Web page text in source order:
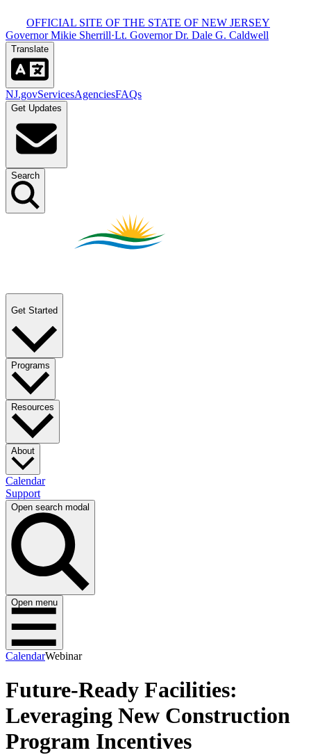
OFFICIAL SITE OF THE STATE OF NEW JERSEY​​​​‌ ‍ ​‍​‍‌‍ ‌ ​‍‌‍‍‌‌‍‌ ‌‍‍‌‌‍ ‍​‍​‍​ ‍‍​‍​‍‌ ​ ‌‍​‌‌‍ ‍‌‍‍‌‌ ‌​‌ ‍‌​‍ ‍‌‍‍‌‌‍ ​‍​‍​‍ ​​‍​‍‌‍‍​‌ ​‍‌‍‌‌‌‍‌‍​‍​‍​ ‍‍​‍​‍‌‍‍​‌ ‌​‌ ‌​‌ ​​​ ‍‍​‍ ​‍ ‌‍ ​‌‍ ‌‍​ ‌‍​‌‌‍ ​‌‍‍​‌‍ ‌ ​ ‌ ‌​​ ‍‍​ ​ ​ ​ ​ ​ ​ ​ ​‍ ‌‍‍‌‌‍ ‍‌ ‌​‌‍‌‌‌‍ ‍‌ ‌​​‍ ‌‍‌‌‌‍‌​‌‍‍‌‌ ‌​​‍ ‌‍ ‌‌‍ ‌‍‌​‌‍‌‌​ ‌‌ ​​‌ ​‍‌‍‌‌‌ ​ ‌‍‌‌‌‍ ‍‌ ‌​‌‍​‌‌ ‌​‌‍‍‌‌‍ ‌‍ ‍​ ‍ ‌‍‍‌‌‍‌​​ ‌‌‍ ‍‌‍‍‍‌​‌ ‌‍ ‌ ‌‍‌​ ​‌‍​‌‌ ‍‌‌‍ ‌ ‌‌‌ ‌​​ ‍ ‌ ‌​‌ ‍‌‌ ​​‌‍‌‌​ ‌‌‍ ‍‌‍‍‍‌‍ ​‌‍​‌‌ ‍‌‌‍ ‌ ‌‌‌ ‌​​ ‍ ‌ ​​‌‍​‌‌ ‌​‌‍‍​​ ‌‌‍‍​‌‍‌‌‌‍​‌‌‍‌​‌‍‌‌‌ ​‍​‍ ‍‌ ​ ‌‍‌‌‌‍​‌‌‍ ​​‍ ‍‌ ‌​‌‍‌‌‌ ‍​‌ ‌​​ ‌‍​‍‌‍​‌‌ ​ ‌‍‌‌‌‌‌‌‌ ​‍‌‍ ​​ ‌‌‍‍​‌ ‌​‌ ‌​‌ ​​​‍‌‌​ ​ ‌​​‌​‍‌‌​ ​‍‌​‌‍​‍‌‌​ ​‍‌​‌‍‌‍ ​‌‍ ‌‍​ ‌‍​‌‌‍ ​‌‍‍​‌‍ ‌ ​ ‌ ‌​​‍‌‌​ ​ ‌​​‌​ ​ ​ ​ ​ ​ ​ ​ ​‍‌‍‌‍‍‌‌‍‌​​ ‌‌‍ ‍‌‍‍‍‌​‌ ‌‍ ‌ ‌‍‌​ ​‌‍​‌‌ ‍‌‌‍ ‌ ‌‌‌ ‌​​‍‌‍‌ ‌​‌ ‍‌‌ ​​‌‍‌‌​ ‌‌‍ ‍‌‍‍‍‌‍ ​‌‍​‌‌ ‍‌‌‍ ‌ ‌‌‌ ‌​​‍‌‍‌ ​​‌‍​‌‌ ‌​‌‍‍​​ ‌‌‍‍​‌‍‌‌‌‍​‌‌‍‌​‌‍‌‌‌ ​‍​‍ ‍‌ ​ ‌‍‌‌‌‍​‌‌‍ ​​‍ ‍‌ ‌​‌‍‌‌‌ ‍​‌ ‌​​‍‌‍‌ ​​‌‍‌‌‌ ​‍‌ ​ ‌ ​​‌‍‌‌‌‍​ ‌ ‌​‌‍‍‌‌ ‌‍‌‍‌‌​ ‌‌ ​​‌ ‌‌‌‍​‍‌‍ ​‌‍‍‌‌ ​ ‌‍‍​‌‍‌‌‌‍‌​​‍​‍‌ ‌
Governor Mikie Sherrill​​​​‌ ‍ ​‍​‍‌‍ ‌ ​‍‌‍‍‌‌‍‌ ‌‍‍‌‌‍ ‍​‍​‍​ ‍‍​‍​‍‌ ​ ‌‍​‌‌‍ ‍‌‍‍‌‌ ‌​‌ ‍‌​‍ ‍‌‍‍‌‌‍ ​‍​‍​‍ ​​‍​‍‌‍‍​‌ ​‍‌‍‌‌‌‍‌‍​‍​‍​ ‍‍​‍​‍‌‍‍​‌ ‌​‌ ‌​‌ ​​​ ‍‍​‍ ​‍ ‌‍ ​‌‍ ‌‍​ ‌‍​‌‌‍ ​‌‍‍​‌‍ ‌ ​ ‌ ‌​​ ‍‍​ ​ ​ ​ ​ ​ ​ ​ ​‍ ‌‍‍‌‌‍ ‍‌ ‌​‌‍‌‌‌‍ ‍‌ ‌​​‍ ‌‍‌‌‌‍‌​‌‍‍‌‌ ‌​​‍ ‌‍ ‌‌‍ ‌‍‌​‌‍‌‌​ ‌‌ ​​‌ ​‍‌‍‌‌‌ ​ ‌‍‌‌‌‍ ‍‌ ‌​‌‍​‌‌ ‌​‌‍‍‌‌‍ ‌‍ ‍​ ‍ ‌‍‍‌‌‍‌​​ ‌‌‍ ‍‌‍‍‍‌​‌ ‌‍ ‌ ‌‍‌​ ​‌‍​‌‌ ‍‌‌‍ ‌ ‌‌‌ ‌​​ ‍ ‌ ‌​‌ ‍‌‌ ​​‌‍‌‌​ ‌‌‍ ‍‌‍‍‍‌‍ ​‌‍​‌‌ ‍‌‌‍ ‌ ‌‌‌ ‌​​ ‍ ‌ ​​‌‍​‌‌ ‌​‌‍‍​​ ‌‌‍‍​‌‍‌‌‌‍​‌‌‍‌​‌‍‌‌‌ ​‍​‍ ‍‌‍ ​‌‍‌‌‌‍​‌‌‍‌​‌‍‌‌‌ ​‍‌ ​ ​‍ ‍‌‍‌ ‌‍ ‌ ‌‍‌‍‌‌‌ ​‍‌‍ ‍‌‍ ‌ ​‍​ ‌‍​‍‌‍​‌‌ ​ ‌‍‌‌‌‌‌‌‌ ​‍‌‍ ​​ ‌‌‍‍​‌ ‌​‌ ‌​‌ ​​​‍‌‌​ ​ ‌​​‌​‍‌‌​ ​‍‌​‌‍​‍‌‌​ ​‍‌​‌‍‌‍ ​‌‍ ‌‍​ ‌‍​‌‌‍ ​‌‍‍​‌‍ ‌ ​ ‌ ‌​​‍‌‌​ ​ ‌​​‌​ ​ ​ ​ ​ ​ ​ ​ ​‍‌‍‌‍‍‌‌‍‌​​ ‌‌‍ ‍‌‍‍‍‌​‌ ‌‍ ‌ ‌‍‌​ ​‌‍​‌‌ ‍‌‌‍ ‌ ‌‌‌ ‌​​‍‌‍‌ ‌​‌ ‍‌‌ ​​‌‍‌‌​ ‌‌‍ ‍‌‍‍‍‌‍ ​‌‍​‌‌ ‍‌‌‍ ‌ ‌‌‌ ‌​​‍‌‍‌ ​​‌‍​‌‌ ‌​‌‍‍​​ ‌‌‍‍​‌‍‌‌‌‍​‌‌‍‌​‌‍‌‌‌ ​‍​‍ ‍‌‍ ​‌‍‌‌‌‍​‌‌‍‌​‌‍‌‌‌ ​‍‌ ​ ​‍ ‍‌‍‌ ‌‍ ‌ ‌‍‌‍‌‌‌ ​‍‌‍ ‍‌‍ ‌ ​‍​‍‌‍‌ ​​‌‍‌‌‌ ​‍‌ ​ ‌ ​​‌‍‌‌‌‍​ ‌ ‌​‌‍‍‌‌ ‌‍‌‍‌‌​ ‌‌ ​​‌ ‌‌‌‍​‍‌‍ ​‌‍‍‌‌ ​ ‌‍‍​‌‍‌‌‌‍‌​​‍​‍‌ ‌·Lt. Governor Dr. Dale G. Caldwell​​​​‌ ‍ ​‍​‍‌‍ ‌ ​‍‌‍‍‌‌‍‌ ‌‍‍‌‌‍ ‍​‍​‍​ ‍‍​‍​‍‌ ​ ‌‍​‌‌‍ ‍‌‍‍‌‌ ‌​‌ ‍‌​‍ ‍‌‍‍‌‌‍ ​‍​‍​‍ ​​‍​‍‌‍‍​‌ ​‍‌‍‌‌‌‍‌‍​‍​‍​ ‍‍​‍​‍‌‍‍​‌ ‌​‌ ‌​‌ ​​​ ‍‍​‍ ​‍ ‌‍ ​‌‍ ‌‍​ ‌‍​‌‌‍ ​‌‍‍​‌‍ ‌ ​ ‌ ‌​​ ‍‍​ ​ ​ ​ ​ ​ ​ ​ ​‍ ‌‍‍‌‌‍ ‍‌ ‌​‌‍‌‌‌‍ ‍‌ ‌​​‍ ‌‍‌‌‌‍‌​‌‍‍‌‌ ‌​​‍ ‌‍ ‌‌‍ ‌‍‌​‌‍‌‌​ ‌‌ ​​‌ ​‍‌‍‌‌‌ ​ ‌‍‌‌‌‍ ‍‌ ‌​‌‍​‌‌ ‌​‌‍‍‌‌‍ ‌‍ ‍​ ‍ ‌‍‍‌‌‍‌​​ ‌‌‍ ‍‌‍‍‍‌​‌ ‌‍ ‌ ‌‍‌​ ​‌‍​‌‌ ‍‌‌‍ ‌ ‌‌‌ ‌​​ ‍ ‌ ‌​‌ ‍‌‌ ​​‌‍‌‌​ ‌‌‍ ‍‌‍‍‍‌‍ ​‌‍​‌‌ ‍‌‌‍ ‌ ‌‌‌ ‌​​ ‍ ‌ ​​‌‍​‌‌ ‌​‌‍‍​​ ‌‌‍‍​‌‍‌‌‌‍​‌‌‍‌​‌‍‌‌‌ ​‍​‍ ‍‌‍ ​‌‍‌‌‌‍​‌‌‍‌​‌‍‌‌‌ ​‍‌ ​ ​‍ ‍‌‍ ​‌ ‌​‌​‌ ‌‍ ‌ ‌‍‌‍‌‌‌ ​‍‌‍ ‍‌‍ ‌ ​‍​ ‌‍​‍‌‍​‌‌ ​ ‌‍‌‌‌‌‌‌‌ ​‍‌‍ ​​ ‌‌‍‍​‌ ‌​‌ ‌​‌ ​​​‍‌‌​ ​ ‌​​‌​‍‌‌​ ​‍‌​‌‍​‍‌‌​ ​‍‌​‌‍‌‍ ​‌‍ ‌‍​ ‌‍​‌‌‍ ​‌‍‍​‌‍ ‌ ​ ‌ ‌​​‍‌‌​ ​ ‌​​‌​ ​ ​ ​ ​ ​ ​ ​ ​‍‌‍‌‍‍‌‌‍‌​​ ‌‌‍ ‍‌‍‍‍‌​‌ ‌‍ ‌ ‌‍‌​ ​‌‍​‌‌ ‍‌‌‍ ‌ ‌‌‌ ‌​​‍‌‍‌ ‌​‌ ‍‌‌ ​​‌‍‌‌​ ‌‌‍ ‍‌‍‍‍‌‍ ​‌‍​‌‌ ‍‌‌‍ ‌ ‌‌‌ ‌​​‍‌‍‌ ​​‌‍​‌‌ ‌​‌‍‍​​ ‌‌‍‍​‌‍‌‌‌‍​‌‌‍‌​‌‍‌‌‌ ​‍​‍ ‍‌‍ ​‌‍‌‌‌‍​‌‌‍‌​‌‍‌‌‌ ​‍‌ ​ ​‍ ‍‌‍ ​‌ ‌​‌​‌ ‌‍ ‌ ‌‍‌‍‌‌‌ ​‍‌‍ ‍‌‍ ‌ ​‍​‍‌‍‌ ​​‌‍‌‌‌ ​‍‌ ​ ‌ ​​‌‍‌‌‌‍​ ‌ ‌​‌‍‍‌‌ ‌‍‌‍‌‌​ ‌‌ ​​‌ ‌‌‌‍​‍‌‍ ​‌‍‍‌‌ ​ ‌‍‍​‌‍‌‌‌‍‌​​‍​‍‌ ‌
Translate​​​​‌ ‍ ​‍​‍‌‍ ‌ ​‍‌‍‍‌‌‍‌ ‌‍‍‌‌‍ ‍​‍​‍​ ‍‍​‍​‍‌ ​ ‌‍​‌‌‍ ‍‌‍‍‌‌ ‌​‌ ‍‌​‍ ‍‌‍‍‌‌‍ ​‍​‍​‍ ​​‍​‍‌‍‍​‌ ​‍‌‍‌‌‌‍‌‍​‍​‍​ ‍‍​‍​‍‌‍‍​‌ ‌​‌ ‌​‌ ​​​ ‍‍​‍ ​‍ ‌‍ ​‌‍ ‌‍​ ‌‍​‌‌‍ ​‌‍‍​‌‍ ‌ ​ ‌ ‌​​ ‍‍​ ​ ​ ​ ​ ​ ​ ​ ​‍ ‌‍‍‌‌‍ ‍‌ ‌​‌‍‌‌‌‍ ‍‌ ‌​​‍ ‌‍‌‌‌‍‌​‌‍‍‌‌ ‌​​‍ ‌‍ ‌‌‍ ‌‍‌​‌‍‌‌​ ‌‌ ​​‌ ​‍‌‍‌‌‌ ​ ‌‍‌‌‌‍ ‍‌ ‌​‌‍​‌‌ ‌​‌‍‍‌‌‍ ‌‍ ‍​ ‍ ‌‍‍‌‌‍‌​​ ‌‌‍ ‍‌‍‍‍‌​‌ ‌‍ ‌ ‌‍‌​ ​‌‍​‌‌ ‍‌‌‍ ‌ ‌‌‌ ‌​​ ‍ ‌ ‌​‌ ‍‌‌ ​​‌‍‌‌​ ‌‌‍ ‍‌‍‍‍‌‍ ​‌‍​‌‌ ‍‌‌‍ ‌ ‌‌‌ ‌​​ ‍ ‌ ​​‌‍​‌‌ ‌​‌‍‍​​ ‌‌‍‍​‌‍‌‌‌‍​‌‌‍‌​‌‍‌‌‌ ​‍​‍ ‍‌ ‌​‌ ​‍‌‍​‌‌‍ ‍‌ ​ ‌‍ ​‌‍​‌‌ ‌​‌‍‍‌‌‍ ‌‍ ‍‌ ​ ​‍ ‍‌‍​‍‌ ‌​‌‍ ‍​ ‌‍​‍‌‍​‌‌ ​ ‌‍‌‌‌‌‌‌‌ ​‍‌‍ ​​ ‌‌‍‍​‌ ‌​‌ ‌​‌ ​​​‍‌‌​ ​ ‌​​‌​‍‌‌​ ​‍‌​‌‍​‍‌‌​ ​‍‌​‌‍‌‍ ​‌‍ ‌‍​ ‌‍​‌‌‍ ​‌‍‍​‌‍ ‌ ​ ‌ ‌​​‍‌‌​ ​ ‌​​‌​ ​ ​ ​ ​ ​ ​ ​ ​‍‌‍‌‍‍‌‌‍‌​​ ‌‌‍ ‍‌‍‍‍‌​‌ ‌‍ ‌ ‌‍‌​ ​‌‍​‌‌ ‍‌‌‍ ‌ ‌‌‌ ‌​​‍‌‍‌ ‌​‌ ‍‌‌ ​​‌‍‌‌​ ‌‌‍ ‍‌‍‍‍‌‍ ​‌‍​‌‌ ‍‌‌‍ ‌ ‌‌‌ ‌​​‍‌‍‌ ​​‌‍​‌‌ ‌​‌‍‍​​ ‌‌‍‍​‌‍‌‌‌‍​‌‌‍‌​‌‍‌‌‌ ​‍​‍ ‍‌ ‌​‌ ​‍‌‍​‌‌‍ ‍‌ ​ ‌‍ ​‌‍​‌‌ ‌​‌‍‍‌‌‍ ‌‍ ‍‌ ​ ​‍ ‍‌‍​‍‌ ‌​‌‍ ‍​‍‌‍‌ ​​‌‍‌‌‌ ​‍‌ ​ ‌ ​​‌‍‌‌‌‍​ ‌ ‌​‌‍‍‌‌ ‌‍‌‍‌‌​ ‌‌ ​​‌ ‌‌‌‍​‍‌‍ ​‌‍‍‌‌ ​ ‌‍‍​‌‍‌‌‌‍‌​​‍​‍‌ ‌
NJ.gov​​​​‌ ‍ ​‍​‍‌‍ ‌ ​‍‌‍‍‌‌‍‌ ‌‍‍‌‌‍ ‍​‍​‍​ ‍‍​‍​‍‌ ​ ‌‍​‌‌‍ ‍‌‍‍‌‌ ‌​‌ ‍‌​‍ ‍‌‍‍‌‌‍ ​‍​‍​‍ ​​‍​‍‌‍‍​‌ ​‍‌‍‌‌‌‍‌‍​‍​‍​ ‍‍​‍​‍‌‍‍​‌ ‌​‌ ‌​‌ ​​​ ‍‍​‍ ​‍ ‌‍ ​‌‍ ‌‍​ ‌‍​‌‌‍ ​‌‍‍​‌‍ ‌ ​ ‌ ‌​​ ‍‍​ ​ ​ ​ ​ ​ ​ ​ ​‍ ‌‍‍‌‌‍ ‍‌ ‌​‌‍‌‌‌‍ ‍‌ ‌​​‍ ‌‍‌‌‌‍‌​‌‍‍‌‌ ‌​​‍ ‌‍ ‌‌‍ ‌‍‌​‌‍‌‌​ ‌‌ ​​‌ ​‍‌‍‌‌‌ ​ ‌‍‌‌‌‍ ‍‌ ‌​‌‍​‌‌ ‌​‌‍‍‌‌‍ ‌‍ ‍​ ‍ ‌‍‍‌‌‍‌​​ ‌‌‍ ‍‌‍‍‍‌​‌ ‌‍ ‌ ‌‍‌​ ​‌‍​‌‌ ‍‌‌‍ ‌ ‌‌‌ ‌​​ ‍ ‌ ‌​‌ ‍‌‌ ​​‌‍‌‌​ ‌‌‍ ‍‌‍‍‍‌‍ ​‌‍​‌‌ ‍‌‌‍ ‌ ‌‌‌ ‌​​ ‍ ‌ ​​‌‍​‌‌ ‌​‌‍‍​​ ‌‌‍‍​‌‍‌‌‌‍​‌‌‍‌​‌‍‌‌‌ ​‍​‍ ‍‌‍ ​‌‍‍‌‌‍ ‍‌‍‍ ‌ ​ ​‍‌‌​ ‌‌‌​​‍‌‌ ‌‍‍ ‌‍‌‌‌ ‍‌​‍‌‌​ ​ ‌​‌​​‍‌‌​ ​ ‌​‌​​‍‌‌​ ​‍​ ​‍​ ​‍‌‍‌‍‌‍​ ‌‍​ ​ ​ ‌‍​‍​ ‍​‌‍‌‌​ ​​​ ​ ‌‍​‍​ ​​​‍‌‌​ ​‍​ ​‍​‍‌‌​ ‌‌‌​‌​​‍ ‍‌ ‌​‌‍‌‌‌ ‍​‌ ‌​​ ‌‍​‍‌‍​‌‌ ​ ‌‍‌‌‌‌‌‌‌ ​‍‌‍ ​​ ‌‌‍‍​‌ ‌​‌ ‌​‌ ​​​‍‌‌​ ​ ‌​​‌​‍‌‌​ ​‍‌​‌‍​‍‌‌​ ​‍‌​‌‍‌‍ ​‌‍ ‌‍​ ‌‍​‌‌‍ ​‌‍‍​‌‍ ‌ ​ ‌ ‌​​‍‌‌​ ​ ‌​​‌​ ​ ​ ​ ​ ​ ​ ​ ​‍‌‍‌‍‍‌‌‍‌​​ ‌‌‍ ‍‌‍‍‍‌​‌ ‌‍ ‌ ‌‍‌​ ​‌‍​‌‌ ‍‌‌‍ ‌ ‌‌‌ ‌​​‍‌‍‌ ‌​‌ ‍‌‌ ​​‌‍‌‌​ ‌‌‍ ‍‌‍‍‍‌‍ ​‌‍​‌‌ ‍‌‌‍ ‌ ‌‌‌ ‌​​‍‌‍‌ ​​‌‍​‌‌ ‌​‌‍‍​​ ‌‌‍‍​‌‍‌‌‌‍​‌‌‍‌​‌‍‌‌‌ ​‍​‍ ‍‌‍ ​‌‍‍‌‌‍ ‍‌‍‍ ‌ ​ ​‍‌‌​ ‌‌‌​​‍‌‌ ‌‍‍ ‌‍‌‌‌ ‍‌​‍‌‌​ ​ ‌​‌​​‍‌‌​ ​ ‌​‌​​‍‌‌​ ​‍​ ​‍​ ​‍‌‍‌‍‌‍​ ‌‍​ ​ ​ ‌‍​‍​ ‍​‌‍‌‌​ ​​​ ​ ‌‍​‍​ ​​​‍‌‌​ ​‍​ ​‍​‍‌‌​ ‌‌‌​‌​​‍ ‍‌ ‌​‌‍‌‌‌ ‍​‌ ‌​​‍‌‍‌ ​​‌‍‌‌‌ ​‍‌ ​ ‌ ​​‌‍‌‌‌‍​ ‌ ‌​‌‍‍‌‌ ‌‍‌‍‌‌​ ‌‌ ​​‌ ‌‌‌‍​‍‌‍ ​‌‍‍‌‌ ​ ‌‍‍​‌‍‌‌‌‍‌​​‍​‍‌ ‌Services​​​​‌ ‍ ​‍​‍‌‍ ‌ ​‍‌‍‍‌‌‍‌ ‌‍‍‌‌‍ ‍​‍​‍​ ‍‍​‍​‍‌ ​ ‌‍​‌‌‍ ‍‌‍‍‌‌ ‌​‌ ‍‌​‍ ‍‌‍‍‌‌‍ ​‍​‍​‍ ​​‍​‍‌‍‍​‌ ​‍‌‍‌‌‌‍‌‍​‍​‍​ ‍‍​‍​‍‌‍‍​‌ ‌​‌ ‌​‌ ​​​ ‍‍​‍ ​‍ ‌‍ ​‌‍ ‌‍​ ‌‍​‌‌‍ ​‌‍‍​‌‍ ‌ ​ ‌ ‌​​ ‍‍​ ​ ​ ​ ​ ​ ​ ​ ​‍ ‌‍‍‌‌‍ ‍‌ ‌​‌‍‌‌‌‍ ‍‌ ‌​​‍ ‌‍‌‌‌‍‌​‌‍‍‌‌ ‌​​‍ ‌‍ ‌‌‍ ‌‍‌​‌‍‌‌​ ‌‌ ​​‌ ​‍‌‍‌‌‌ ​ ‌‍‌‌‌‍ ‍‌ ‌​‌‍​‌‌ ‌​‌‍‍‌‌‍ ‌‍ ‍​ ‍ ‌‍‍‌‌‍‌​​ ‌‌‍ ‍‌‍‍‍‌​‌ ‌‍ ‌ ‌‍‌​ ​‌‍​‌‌ ‍‌‌‍ ‌ ‌‌‌ ‌​​ ‍ ‌ ‌​‌ ‍‌‌ ​​‌‍‌‌​ ‌‌‍ ‍‌‍‍‍‌‍ ​‌‍​‌‌ ‍‌‌‍ ‌ ‌‌‌ ‌​​ ‍ ‌ ​​‌‍​‌‌ ‌​‌‍‍​​ ‌‌‍‍​‌‍‌‌‌‍​‌‌‍‌​‌‍‌‌‌ ​‍​‍ ‍‌‍ ​‌‍‍‌‌‍ ‍‌‍‍ ‌ ​ ​‍‌‌​ ‌‌‌​​‍‌‌ ‌‍‍ ‌‍‌‌‌ ‍‌​‍‌‌​ ​ ‌​‌​​‍‌‌​ ​ ‌​‌​​‍‌‌​ ​‍​ ​‍​ ​‍​ ‍​​ ‌ ​ ‍‌​ ​‍‌‍​ ‌‍​ ‌‍‌‍​ ​ ​ ‌ ​ ‌​​ ‌​​‍‌‌​ ​‍​ ​‍​‍‌‌​ ‌‌‌​‌​​‍ ‍‌ ‌​‌‍‌‌‌ ‍​‌ ‌​​ ‌‍​‍‌‍​‌‌ ​ ‌‍‌‌‌‌‌‌‌ ​‍‌‍ ​​ ‌‌‍‍​‌ ‌​‌ ‌​‌ ​​​‍‌‌​ ​ ‌​​‌​‍‌‌​ ​‍‌​‌‍​‍‌‌​ ​‍‌​‌‍‌‍ ​‌‍ ‌‍​ ‌‍​‌‌‍ ​‌‍‍​‌‍ ‌ ​ ‌ ‌​​‍‌‌​ ​ ‌​​‌​ ​ ​ ​ ​ ​ ​ ​ ​‍‌‍‌‍‍‌‌‍‌​​ ‌‌‍ ‍‌‍‍‍‌​‌ ‌‍ ‌ ‌‍‌​ ​‌‍​‌‌ ‍‌‌‍ ‌ ‌‌‌ ‌​​‍‌‍‌ ‌​‌ ‍‌‌ ​​‌‍‌‌​ ‌‌‍ ‍‌‍‍‍‌‍ ​‌‍​‌‌ ‍‌‌‍ ‌ ‌‌‌ ‌​​‍‌‍‌ ​​‌‍​‌‌ ‌​‌‍‍​​ ‌‌‍‍​‌‍‌‌‌‍​‌‌‍‌​‌‍‌‌‌ ​‍​‍ ‍‌‍ ​‌‍‍‌‌‍ ‍‌‍‍ ‌ ​ ​‍‌‌​ ‌‌‌​​‍‌‌ ‌‍‍ ‌‍‌‌‌ ‍‌​‍‌‌​ ​ ‌​‌​​‍‌‌​ ​ ‌​‌​​‍‌‌​ ​‍​ ​‍​ ​‍​ ‍​​ ‌ ​ ‍‌​ ​‍‌‍​ ‌‍​ ‌‍‌‍​ ​ ​ ‌ ​ ‌​​ ‌​​‍‌‌​ ​‍​ ​‍​‍‌‌​ ‌‌‌​‌​​‍ ‍‌ ‌​‌‍‌‌‌ ‍​‌ ‌​​‍‌‍‌ ​​‌‍‌‌‌ ​‍‌ ​ ‌ ​​‌‍‌‌‌‍​ ‌ ‌​‌‍‍‌‌ ‌‍‌‍‌‌​ ‌‌ ​​‌ ‌‌‌‍​‍‌‍ ​‌‍‍‌‌ ​ ‌‍‍​‌‍‌‌‌‍‌​​‍​‍‌ ‌Agencies​​​​‌ ‍ ​‍​‍‌‍ ‌ ​‍‌‍‍‌‌‍‌ ‌‍‍‌‌‍ ‍​‍​‍​ ‍‍​‍​‍‌ ​ ‌‍​‌‌‍ ‍‌‍‍‌‌ ‌​‌ ‍‌​‍ ‍‌‍‍‌‌‍ ​‍​‍​‍ ​​‍​‍‌‍‍​‌ ​‍‌‍‌‌‌‍‌‍​‍​‍​ ‍‍​‍​‍‌‍‍​‌ ‌​‌ ‌​‌ ​​​ ‍‍​‍ ​‍ ‌‍ ​‌‍ ‌‍​ ‌‍​‌‌‍ ​‌‍‍​‌‍ ‌ ​ ‌ ‌​​ ‍‍​ ​ ​ ​ ​ ​ ​ ​ ​‍ ‌‍‍‌‌‍ ‍‌ ‌​‌‍‌‌‌‍ ‍‌ ‌​​‍ ‌‍‌‌‌‍‌​‌‍‍‌‌ ‌​​‍ ‌‍ ‌‌‍ ‌‍‌​‌‍‌‌​ ‌‌ ​​‌ ​‍‌‍‌‌‌ ​ ‌‍‌‌‌‍ ‍‌ ‌​‌‍​‌‌ ‌​‌‍‍‌‌‍ ‌‍ ‍​ ‍ ‌‍‍‌‌‍‌​​ ‌‌‍ ‍‌‍‍‍‌​‌ ‌‍ ‌ ‌‍‌​ ​‌‍​‌‌ ‍‌‌‍ ‌ ‌‌‌ ‌​​ ‍ ‌ ‌​‌ ‍‌‌ ​​‌‍‌‌​ ‌‌‍ ‍‌‍‍‍‌‍ ​‌‍​‌‌ ‍‌‌‍ ‌ ‌‌‌ ‌​​ ‍ ‌ ​​‌‍​‌‌ ‌​‌‍‍​​ ‌‌‍‍​‌‍‌‌‌‍​‌‌‍‌​‌‍‌‌‌ ​‍​‍ ‍‌‍ ​‌‍‍‌‌‍ ‍‌‍‍ ‌ ​ ​‍‌‌​ ‌‌‌​​‍‌‌ ‌‍‍ ‌‍‌‌‌ ‍‌​‍‌‌​ ​ ‌​‌​​‍‌‌​ ​ ‌​‌​​‍‌‌​ ​‍​ ​‍​ ‌ ‌‍‌​​ ​‌‌‍‌‍​ ​ ​ ​​‌‍​ ‌‍​‍​ ‌ ‌‍‌​​ ‍​​ ​ ​‍‌‌​ ​‍​ ​‍​‍‌‌​ ‌‌‌​‌​​‍ ‍‌ ‌​‌‍‌‌‌ ‍​‌ ‌​​ ‌‍​‍‌‍​‌‌ ​ ‌‍‌‌‌‌‌‌‌ ​‍‌‍ ​​ ‌‌‍‍​‌ ‌​‌ ‌​‌ ​​​‍‌‌​ ​ ‌​​‌​‍‌‌​ ​‍‌​‌‍​‍‌‌​ ​‍‌​‌‍‌‍ ​‌‍ ‌‍​ ‌‍​‌‌‍ ​‌‍‍​‌‍ ‌ ​ ‌ ‌​​‍‌‌​ ​ ‌​​‌​ ​ ​ ​ ​ ​ ​ ​ ​‍‌‍‌‍‍‌‌‍‌​​ ‌‌‍ ‍‌‍‍‍‌​‌ ‌‍ ‌ ‌‍‌​ ​‌‍​‌‌ ‍‌‌‍ ‌ ‌‌‌ ‌​​‍‌‍‌ ‌​‌ ‍‌‌ ​​‌‍‌‌​ ‌‌‍ ‍‌‍‍‍‌‍ ​‌‍​‌‌ ‍‌‌‍ ‌ ‌‌‌ ‌​​‍‌‍‌ ​​‌‍​‌‌ ‌​‌‍‍​​ ‌‌‍‍​‌‍‌‌‌‍​‌‌‍‌​‌‍‌‌‌ ​‍​‍ ‍‌‍ ​‌‍‍‌‌‍ ‍‌‍‍ ‌ ​ ​‍‌‌​ ‌‌‌​​‍‌‌ ‌‍‍ ‌‍‌‌‌ ‍‌​‍‌‌​ ​ ‌​‌​​‍‌‌​ ​ ‌​‌​​‍‌‌​ ​‍​ ​‍​ ‌ ‌‍‌​​ ​‌‌‍‌‍​ ​ ​ ​​‌‍​ ‌‍​‍​ ‌ ‌‍‌​​ ‍​​ ​ ​‍‌‌​ ​‍​ ​‍​‍‌‌​ ‌‌‌​‌​​‍ ‍‌ ‌​‌‍‌‌‌ ‍​‌ ‌​​‍‌‍‌ ​​‌‍‌‌‌ ​‍‌ ​ ‌ ​​‌‍‌‌‌‍​ ‌ ‌​‌‍‍‌‌ ‌‍‌‍‌‌​ ‌‌ ​​‌ ‌‌‌‍​‍‌‍ ​‌‍‍‌‌ ​ ‌‍‍​‌‍‌‌‌‍‌​​‍​‍‌ ‌FAQs​​​​‌ ‍ ​‍​‍‌‍ ‌ ​‍‌‍‍‌‌‍‌ ‌‍‍‌‌‍ ‍​‍​‍​ ‍‍​‍​‍‌ ​ ‌‍​‌‌‍ ‍‌‍‍‌‌ ‌​‌ ‍‌​‍ ‍‌‍‍‌‌‍ ​‍​‍​‍ ​​‍​‍‌‍‍​‌ ​‍‌‍‌‌‌‍‌‍​‍​‍​ ‍‍​‍​‍‌‍‍​‌ ‌​‌ ‌​‌ ​​​ ‍‍​‍ ​‍ ‌‍ ​‌‍ ‌‍​ ‌‍​‌‌‍ ​‌‍‍​‌‍ ‌ ​ ‌ ‌​​ ‍‍​ ​ ​ ​ ​ ​ ​ ​ ​‍ ‌‍‍‌‌‍ ‍‌ ‌​‌‍‌‌‌‍ ‍‌ ‌​​‍ ‌‍‌‌‌‍‌​‌‍‍‌‌ ‌​​‍ ‌‍ ‌‌‍ ‌‍‌​‌‍‌‌​ ‌‌ ​​‌ ​‍‌‍‌‌‌ ​ ‌‍‌‌‌‍ ‍‌ ‌​‌‍​‌‌ ‌​‌‍‍‌‌‍ ‌‍ ‍​ ‍ ‌‍‍‌‌‍‌​​ ‌‌‍ ‍‌‍‍‍‌​‌ ‌‍ ‌ ‌‍‌​ ​‌‍​‌‌ ‍‌‌‍ ‌ ‌‌‌ ‌​​ ‍ ‌ ‌​‌ ‍‌‌ ​​‌‍‌‌​ ‌‌‍ ‍‌‍‍‍‌‍ ​‌‍​‌‌ ‍‌‌‍ ‌ ‌‌‌ ‌​​ ‍ ‌ ​​‌‍​‌‌ ‌​‌‍‍​​ ‌‌‍‍​‌‍‌‌‌‍​‌‌‍‌​‌‍‌‌‌ ​‍​‍ ‍‌‍ ​‌‍‍‌‌‍ ‍‌‍‍ ‌ ​ ​‍‌‌​ ‌‌‌​​‍‌‌ ‌‍‍ ‌‍‌‌‌ ‍‌​‍‌‌​ ​ ‌​‌​​‍‌‌​ ​ ‌​‌​​‍‌‌​ ​‍​ ​‍‌‍​ ​ ‌‍​ ‍​‌‍​ ‌‍​‍​ ​‌​ ​​​ ‌‌‌‍​ ​ ‌‌​ ​‌‌‍​‍​‍‌‌​ ​‍​ ​‍​‍‌‌​ ‌‌‌​‌​​‍ ‍‌ ‌​‌‍‌‌‌ ‍​‌ ‌​​ ‌‍​‍‌‍​‌‌ ​ ‌‍‌‌‌‌‌‌‌ ​‍‌‍ ​​ ‌‌‍‍​‌ ‌​‌ ‌​‌ ​​​‍‌‌​ ​ ‌​​‌​‍‌‌​ ​‍‌​‌‍​‍‌‌​ ​‍‌​‌‍‌‍ ​‌‍ ‌‍​ ‌‍​‌‌‍ ​‌‍‍​‌‍ ‌ ​ ‌ ‌​​‍‌‌​ ​ ‌​​‌​ ​ ​ ​ ​ ​ ​ ​ ​‍‌‍‌‍‍‌‌‍‌​​ ‌‌‍ ‍‌‍‍‍‌​‌ ‌‍ ‌ ‌‍‌​ ​‌‍​‌‌ ‍‌‌‍ ‌ ‌‌‌ ‌​​‍‌‍‌ ‌​‌ ‍‌‌ ​​‌‍‌‌​ ‌‌‍ ‍‌‍‍‍‌‍ ​‌‍​‌‌ ‍‌‌‍ ‌ ‌‌‌ ‌​​‍‌‍‌ ​​‌‍​‌‌ ‌​‌‍‍​​ ‌‌‍‍​‌‍‌‌‌‍​‌‌‍‌​‌‍‌‌‌ ​‍​‍ ‍‌‍ ​‌‍‍‌‌‍ ‍‌‍‍ ‌ ​ ​‍‌‌​ ‌‌‌​​‍‌‌ ‌‍‍ ‌‍‌‌‌ ‍‌​‍‌‌​ ​ ‌​‌​​‍‌‌​ ​ ‌​‌​​‍‌‌​ ​‍​ ​‍‌‍​ ​ ‌‍​ ‍​‌‍​ ‌‍​‍​ ​‌​ ​​​ ‌‌‌‍​ ​ ‌‌​ ​‌‌‍​‍​‍‌‌​ ​‍​ ​‍​‍‌‌​ ‌‌‌​‌​​‍ ‍‌ ‌​‌‍‌‌‌ ‍​‌ ‌​​‍‌‍‌ ​​‌‍‌‌‌ ​‍‌ ​ ‌ ​​‌‍‌‌‌‍​ ‌ ‌​‌‍‍‌‌ ‌‍‌‍‌‌​ ‌‌ ​​‌ ‌‌‌‍​‍‌‍ ​‌‍‍‌‌ ​ ‌‍‍​‌‍‌‌‌‍‌​​‍​‍‌ ‌
Get Updates​​​​‌ ‍ ​‍​‍‌‍ ‌ ​‍‌‍‍‌‌‍‌ ‌‍‍‌‌‍ ‍​‍​‍​ ‍‍​‍​‍‌ ​ ‌‍​‌‌‍ ‍‌‍‍‌‌ ‌​‌ ‍‌​‍ ‍‌‍‍‌‌‍ ​‍​‍​‍ ​​‍​‍‌‍‍​‌ ​‍‌‍‌‌‌‍‌‍​‍​‍​ ‍‍​‍​‍‌‍‍​‌ ‌​‌ ‌​‌ ​​​ ‍‍​‍ ​‍ ‌‍ ​‌‍ ‌‍​ ‌‍​‌‌‍ ​‌‍‍​‌‍ ‌ ​ ‌ ‌​​ ‍‍​ ​ ​ ​ ​ ​ ​ ​ ​‍ ‌‍‍‌‌‍ ‍‌ ‌​‌‍‌‌‌‍ ‍‌ ‌​​‍ ‌‍‌‌‌‍‌​‌‍‍‌‌ ‌​​‍ ‌‍ ‌‌‍ ‌‍‌​‌‍‌‌​ ‌‌ ​​‌ ​‍‌‍‌‌‌ ​ ‌‍‌‌‌‍ ‍‌ ‌​‌‍​‌‌ ‌​‌‍‍‌‌‍ ‌‍ ‍​ ‍ ‌‍‍‌‌‍‌​​ ‌‌‍ ‍‌‍‍‍‌​‌ ‌‍ ‌ ‌‍‌​ ​‌‍​‌‌ ‍‌‌‍ ‌ ‌‌‌ ‌​​ ‍ ‌ ‌​‌ ‍‌‌ ​​‌‍‌‌​ ‌‌‍ ‍‌‍‍‍‌‍ ​‌‍​‌‌ ‍‌‌‍ ‌ ‌‌‌ ‌​​ ‍ ‌ ​​‌‍​‌‌ ‌​‌‍‍​​ ‌‌‍‍​‌‍‌‌‌‍​‌‌‍‌​‌‍‌‌‌ ​‍​‍ ‍‌‍ ‍‌‍‌‌‌ ‌ ‌ ​ ‌‍ ​‌‍‌‌‌ ‌​‌ ‌​‌‍‌‌‌ ​‍​‍ ‍‌‍​‍‌ ‌​‌‍ ‍​ ‌‍​‍‌‍​‌‌ ​ ‌‍‌‌‌‌‌‌‌ ​‍‌‍ ​​ ‌‌‍‍​‌ ‌​‌ ‌​‌ ​​​‍‌‌​ ​ ‌​​‌​‍‌‌​ ​‍‌​‌‍​‍‌‌​ ​‍‌​‌‍‌‍ ​‌‍ ‌‍​ ‌‍​‌‌‍ ​‌‍‍​‌‍ ‌ ​ ‌ ‌​​‍‌‌​ ​ ‌​​‌​ ​ ​ ​ ​ ​ ​ ​ ​‍‌‍‌‍‍‌‌‍‌​​ ‌‌‍ ‍‌‍‍‍‌​‌ ‌‍ ‌ ‌‍‌​ ​‌‍​‌‌ ‍‌‌‍ ‌ ‌‌‌ ‌​​‍‌‍‌ ‌​‌ ‍‌‌ ​​‌‍‌‌​ ‌‌‍ ‍‌‍‍‍‌‍ ​‌‍​‌‌ ‍‌‌‍ ‌ ‌‌‌ ‌​​‍‌‍‌ ​​‌‍​‌‌ ‌​‌‍‍​​ ‌‌‍‍​‌‍‌‌‌‍​‌‌‍‌​‌‍‌‌‌ ​‍​‍ ‍‌‍ ‍‌‍‌‌‌ ‌ ‌ ​ ‌‍ ​‌‍‌‌‌ ‌​‌ ‌​‌‍‌‌‌ ​‍​‍ ‍‌‍​‍‌ ‌​‌‍ ‍​‍‌‍‌ ​​‌‍‌‌‌ ​‍‌ ​ ‌ ​​‌‍‌‌‌‍​ ‌ ‌​‌‍‍‌‌ ‌‍‌‍‌‌​ ‌‌ ​​‌ ‌‌‌‍​‍‌‍ ​‌‍‍‌‌ ​ ‌‍‍​‌‍‌‌‌‍‌​​‍​‍‌ ‌
Search​​​​‌ ‍ ​‍​‍‌‍ ‌ ​‍‌‍‍‌‌‍‌ ‌‍‍‌‌‍ ‍​‍​‍​ ‍‍​‍​‍‌ ​ ‌‍​‌‌‍ ‍‌‍‍‌‌ ‌​‌ ‍‌​‍ ‍‌‍‍‌‌‍ ​‍​‍​‍ ​​‍​‍‌‍‍​‌ ​‍‌‍‌‌‌‍‌‍​‍​‍​ ‍‍​‍​‍‌‍‍​‌ ‌​‌ ‌​‌ ​​​ ‍‍​‍ ​‍ ‌‍ ​‌‍ ‌‍​ ‌‍​‌‌‍ ​‌‍‍​‌‍ ‌ ​ ‌ ‌​​ ‍‍​ ​ ​ ​ ​ ​ ​ ​ ​‍ ‌‍‍‌‌‍ ‍‌ ‌​‌‍‌‌‌‍ ‍‌ ‌​​‍ ‌‍‌‌‌‍‌​‌‍‍‌‌ ‌​​‍ ‌‍ ‌‌‍ ‌‍‌​‌‍‌‌​ ‌‌ ​​‌ ​‍‌‍‌‌‌ ​ ‌‍‌‌‌‍ ‍‌ ‌​‌‍​‌‌ ‌​‌‍‍‌‌‍ ‌‍ ‍​ ‍ ‌‍‍‌‌‍‌​​ ‌‌‍ ‍‌‍‍‍‌​‌ ‌‍ ‌ ‌‍‌​ ​‌‍​‌‌ ‍‌‌‍ ‌ ‌‌‌ ‌​​ ‍ ‌ ‌​‌ ‍‌‌ ​​‌‍‌‌​ ‌‌‍ ‍‌‍‍‍‌‍ ​‌‍​‌‌ ‍‌‌‍ ‌ ‌‌‌ ‌​​ ‍ ‌ ​​‌‍​‌‌ ‌​‌‍‍​​ ‌‌‍‍​‌‍‌‌‌‍​‌‌‍‌​‌‍‌‌‌ ​‍​‍ ‍‌ ​ ‌‍‌‌‌‍​‌‌ ​‍‌‍​ ‌‍‍​​‍ ‍‌‍​‍‌ ‌​‌‍ ‍​ ‌‍​‍‌‍​‌‌ ​ ‌‍‌‌‌‌‌‌‌ ​‍‌‍ ​​ ‌‌‍‍​‌ ‌​‌ ‌​‌ ​​​‍‌‌​ ​ ‌​​‌​‍‌‌​ ​‍‌​‌‍​‍‌‌​ ​‍‌​‌‍‌‍ ​‌‍ ‌‍​ ‌‍​‌‌‍ ​‌‍‍​‌‍ ‌ ​ ‌ ‌​​‍‌‌​ ​ ‌​​‌​ ​ ​ ​ ​ ​ ​ ​ ​‍‌‍‌‍‍‌‌‍‌​​ ‌‌‍ ‍‌‍‍‍‌​‌ ‌‍ ‌ ‌‍‌​ ​‌‍​‌‌ ‍‌‌‍ ‌ ‌‌‌ ‌​​‍‌‍‌ ‌​‌ ‍‌‌ ​​‌‍‌‌​ ‌‌‍ ‍‌‍‍‍‌‍ ​‌‍​‌‌ ‍‌‌‍ ‌ ‌‌‌ ‌​​‍‌‍‌ ​​‌‍​‌‌ ‌​‌‍‍​​ ‌‌‍‍​‌‍‌‌‌‍​‌‌‍‌​‌‍‌‌‌ ​‍​‍ ‍‌ ​ ‌‍‌‌‌‍​‌‌ ​‍‌‍​ ‌‍‍​​‍ ‍‌‍​‍‌ ‌​‌‍ ‍​‍‌‍‌ ​​‌‍‌‌‌ ​‍‌ ​ ‌ ​​‌‍‌‌‌‍​ ‌ ‌​‌‍‍‌‌ ‌‍‌‍‌‌​ ‌‌ ​​‌ ‌‌‌‍​‍‌‍ ​‌‍‍‌‌ ​ ‌‍‍​‌‍‌‌‌‍‌​​‍​‍‌ ‌
Get Started​​​​‌ ‍ ​‍​‍‌‍ ‌ ​‍‌‍‍‌‌‍‌ ‌‍‍‌‌‍ ‍​‍​‍​ ‍‍​‍​‍‌ ​ ‌‍​‌‌‍ ‍‌‍‍‌‌ ‌​‌ ‍‌​‍ ‍‌‍‍‌‌‍ ​‍​‍​‍ ​​‍​‍‌‍‍​‌ ​‍‌‍‌‌‌‍‌‍​‍​‍​ ‍‍​‍​‍‌‍‍​‌ ‌​‌ ‌​‌ ​​​ ‍‍​‍ ​‍ ‌‍ ​‌‍ ‌‍​ ‌‍​‌‌‍ ​‌‍‍​‌‍ ‌ ​ ‌ ‌​​ ‍‍​ ​ ​ ​ ​ ​ ​ ​ ​‍ ‌‍‍‌‌‍ ‍‌ ‌​‌‍‌‌‌‍ ‍‌ ‌​​‍ ‌‍‌‌‌‍‌​‌‍‍‌‌ ‌​​‍ ‌‍ ‌‌‍ ‌‍‌​‌‍‌‌​ ‌‌ ​​‌ ​‍‌‍‌‌‌ ​ ‌‍‌‌‌‍ ‍‌ ‌​‌‍​‌‌ ‌​‌‍‍‌‌‍ ‌‍ ‍​ ‍ ‌‍‍‌‌‍‌​​ ‌‌ ​ ‌‍‍‌‌ ‌​‌‍‌‌‌​‍​‌‍‌‌‌‍​‌‌‍‌​‌‍‌‌‌ ​‍​ ‍ ‌ ‌​‌ ‍‌‌ ​​‌‍‌‌​ ‌‌‍‍​‌‍‌‌‌‍​‌‌‍‌​‌‍‌‌‌ ​‍​ ‍ ‌ ​​‌‍​‌‌ ‌​‌‍‍​​ ‌‌‍‌ ‌‍‌‌‌ ‌​‌‌​ ‌ ‌​‌‍​‌‌ ​‍‌ ‌​‌‍‌‌‌‍‌​‌​ ‌‌‍‌‌‌‍ ‍‌ ‌‌​‍ ‍‌‍​‍‌ ‌​‌‍ ‍‌‌‌​‌‍‌‌‌ ‍​‌ ‌​​ ‌‍​‍‌‍​‌‌ ​ ‌‍‌‌‌‌‌‌‌ ​‍‌‍ ​​ ‌‌‍‍​‌ ‌​‌ ‌​‌ ​​​‍‌‌​ ​ ‌​​‌​‍‌‌​ ​‍‌​‌‍​‍‌‌​ ​‍‌​‌‍‌‍ ​‌‍ ‌‍​ ‌‍​‌‌‍ ​‌‍‍​‌‍ ‌ ​ ‌ ‌​​‍‌‌​ ​ ‌​​‌​ ​ ​ ​ ​ ​ ​ ​ ​‍‌‍‌‍‍‌‌‍‌​​ ‌‌ ​ ‌‍‍‌‌ ‌​‌‍‌‌‌​‍​‌‍‌‌‌‍​‌‌‍‌​‌‍‌‌‌ ​‍​‍‌‍‌ ‌​‌ ‍‌‌ ​​‌‍‌‌​ ‌‌‍‍​‌‍‌‌‌‍​‌‌‍‌​‌‍‌‌‌ ​‍​‍‌‍‌ ​​‌‍​‌‌ ‌​‌‍‍​​ ‌‌‍‌ ‌‍‌‌‌ ‌​‌‌​ ‌ ‌​‌‍​‌‌ ​‍‌ ‌​‌‍‌‌‌‍‌​‌​ ‌‌‍‌‌‌‍ ‍‌ ‌‌​‍ ‍‌‍​‍‌ ‌​‌‍ ‍‌‌‌​‌‍‌‌‌ ‍​‌ ‌​​‍‌‍‌ ​​‌‍‌‌‌ ​‍‌ ​ ‌ ​​‌‍‌‌‌‍​ ‌ ‌​‌‍‍‌‌ ‌‍‌‍‌‌​ ‌‌ ​​‌ ‌‌‌‍​‍‌‍ ​‌‍‍‌‌ ​ ‌‍‍​‌‍‌‌‌‍‌​​‍​‍‌ ‌
Programs​​​​‌ ‍ ​‍​‍‌‍ ‌ ​‍‌‍‍‌‌‍‌ ‌‍‍‌‌‍ ‍​‍​‍​ ‍‍​‍​‍‌ ​ ‌‍​‌‌‍ ‍‌‍‍‌‌ ‌​‌ ‍‌​‍ ‍‌‍‍‌‌‍ ​‍​‍​‍ ​​‍​‍‌‍‍​‌ ​‍‌‍‌‌‌‍‌‍​‍​‍​ ‍‍​‍​‍‌‍‍​‌ ‌​‌ ‌​‌ ​​​ ‍‍​‍ ​‍ ‌‍ ​‌‍ ‌‍​ ‌‍​‌‌‍ ​‌‍‍​‌‍ ‌ ​ ‌ ‌​​ ‍‍​ ​ ​ ​ ​ ​ ​ ​ ​‍ ‌‍‍‌‌‍ ‍‌ ‌​‌‍‌‌‌‍ ‍‌ ‌​​‍ ‌‍‌‌‌‍‌​‌‍‍‌‌ ‌​​‍ ‌‍ ‌‌‍ ‌‍‌​‌‍‌‌​ ‌‌ ​​‌ ​‍‌‍‌‌‌ ​ ‌‍‌‌‌‍ ‍‌ ‌​‌‍​‌‌ ‌​‌‍‍‌‌‍ ‌‍ ‍​ ‍ ‌‍‍‌‌‍‌​​ ‌‌ ​ ‌‍‍‌‌ ‌​‌‍‌‌‌​‍​‌‍‌‌‌‍​‌‌‍‌​‌‍‌‌‌ ​‍​ ‍ ‌ ‌​‌ ‍‌‌ ​​‌‍‌‌​ ‌‌‍‍​‌‍‌‌‌‍​‌‌‍‌​‌‍‌‌‌ ​‍​ ‍ ‌ ​​‌‍​‌‌ ‌​‌‍‍​​ ‌‌‍ ​‌‍‌‌‌‍‌‍‌ ‌​‌​ ‌‌‍‌‌‌‍ ‍‌ ‌‌‌ ​ ​‍‌‌​ ‌‌‌​​‍‌‌ ‌‍‍ ‌‍‌‌‌ ‍‌​‍‌‌​ ​ ‌​‌​​‍‌‌​ ​ ‌​‌​​‍‌‌​ ​‍​ ​‍​ ​ ‌‍‌​​ ‌​​ ​‌‌‍‌‌​ ‌​​ ​​​ ‌​‌‍‌‌‌‍‌​​ ​​​ ​​​‍‌‌​ ​‍​ ​‍​‍‌‌​ ‌‌‌​‌​​‍ ‍‌ ‌​‌‍‌‌‌ ‍​‌ ‌​​ ‌‍​‍‌‍​‌‌ ​ ‌‍‌‌‌‌‌‌‌ ​‍‌‍ ​​ ‌‌‍‍​‌ ‌​‌ ‌​‌ ​​​‍‌‌​ ​ ‌​​‌​‍‌‌​ ​‍‌​‌‍​‍‌‌​ ​‍‌​‌‍‌‍ ​‌‍ ‌‍​ ‌‍​‌‌‍ ​‌‍‍​‌‍ ‌ ​ ‌ ‌​​‍‌‌​ ​ ‌​​‌​ ​ ​ ​ ​ ​ ​ ​ ​‍‌‍‌‍‍‌‌‍‌​​ ‌‌ ​ ‌‍‍‌‌ ‌​‌‍‌‌‌​‍​‌‍‌‌‌‍​‌‌‍‌​‌‍‌‌‌ ​‍​‍‌‍‌ ‌​‌ ‍‌‌ ​​‌‍‌‌​ ‌‌‍‍​‌‍‌‌‌‍​‌‌‍‌​‌‍‌‌‌ ​‍​‍‌‍‌ ​​‌‍​‌‌ ‌​‌‍‍​​ ‌‌‍ ​‌‍‌‌‌‍‌‍‌ ‌​‌​ ‌‌‍‌‌‌‍ ‍‌ ‌‌‌ ​ ​‍‌‌​ ‌‌‌​​‍‌‌ ‌‍‍ ‌‍‌‌‌ ‍‌​‍‌‌​ ​ ‌​‌​​‍‌‌​ ​ ‌​‌​​‍‌‌​ ​‍​ ​‍​ ​ ‌‍‌​​ ‌​​ ​‌‌‍‌‌​ ‌​​ ​​​ ‌​‌‍‌‌‌‍‌​​ ​​​ ​​​‍‌‌​ ​‍​ ​‍​‍‌‌​ ‌‌‌​‌​​‍ ‍‌ ‌​‌‍‌‌‌ ‍​‌ ‌​​‍‌‍‌ ​​‌‍‌‌‌ ​‍‌ ​ ‌ ​​‌‍‌‌‌‍​ ‌ ‌​‌‍‍‌‌ ‌‍‌‍‌‌​ ‌‌ ​​‌ ‌‌‌‍​‍‌‍ ​‌‍‍‌‌ ​ ‌‍‍​‌‍‌‌‌‍‌​​‍​‍‌ ‌
Resources​​​​‌ ‍ ​‍​‍‌‍ ‌ ​‍‌‍‍‌‌‍‌ ‌‍‍‌‌‍ ‍​‍​‍​ ‍‍​‍​‍‌ ​ ‌‍​‌‌‍ ‍‌‍‍‌‌ ‌​‌ ‍‌​‍ ‍‌‍‍‌‌‍ ​‍​‍​‍ ​​‍​‍‌‍‍​‌ ​‍‌‍‌‌‌‍‌‍​‍​‍​ ‍‍​‍​‍‌‍‍​‌ ‌​‌ ‌​‌ ​​​ ‍‍​‍ ​‍ ‌‍ ​‌‍ ‌‍​ ‌‍​‌‌‍ ​‌‍‍​‌‍ ‌ ​ ‌ ‌​​ ‍‍​ ​ ​ ​ ​ ​ ​ ​ ​‍ ‌‍‍‌‌‍ ‍‌ ‌​‌‍‌‌‌‍ ‍‌ ‌​​‍ ‌‍‌‌‌‍‌​‌‍‍‌‌ ‌​​‍ ‌‍ ‌‌‍ ‌‍‌​‌‍‌‌​ ‌‌ ​​‌ ​‍‌‍‌‌‌ ​ ‌‍‌‌‌‍ ‍‌ ‌​‌‍​‌‌ ‌​‌‍‍‌‌‍ ‌‍ ‍​ ‍ ‌‍‍‌‌‍‌​​ ‌‌ ​ ‌‍‍‌‌ ‌​‌‍‌‌‌​‍​‌‍‌‌‌‍​‌‌‍‌​‌‍‌‌‌ ​‍​ ‍ ‌ ‌​‌ ‍‌‌ ​​‌‍‌‌​ ‌‌‍‍​‌‍‌‌‌‍​‌‌‍‌​‌‍‌‌‌ ​‍​ ‍ ‌ ​​‌‍​‌‌ ‌​‌‍‍​​ ‌‌‍ ​‌‍‌‌‌‍‌‍‌ ‌​‌​ ‌‌‍‌‌‌‍ ‍‌ ‌‌‌ ​ ​‍‌‌​ ‌‌‌​​‍‌‌ ‌‍‍ ‌‍‌‌‌ ‍‌​‍‌‌​ ​ ‌​‌​​‍‌‌​ ​ ‌​‌​​‍‌‌​ ​‍​ ​‍‌‍‌‍‌‍‌‍​ ‌​​ ‌‌‌‍‌‌​ ​ ‌‍‌‌‌‍​‌‌‍​ ​ ‍‌‌‍​ ​ ‍‌​‍‌‌​ ​‍​ ​‍​‍‌‌​ ‌‌‌​‌​​‍ ‍‌ ‌​‌‍‌‌‌ ‍​‌ ‌​​ ‌‍​‍‌‍​‌‌ ​ ‌‍‌‌‌‌‌‌‌ ​‍‌‍ ​​ ‌‌‍‍​‌ ‌​‌ ‌​‌ ​​​‍‌‌​ ​ ‌​​‌​‍‌‌​ ​‍‌​‌‍​‍‌‌​ ​‍‌​‌‍‌‍ ​‌‍ ‌‍​ ‌‍​‌‌‍ ​‌‍‍​‌‍ ‌ ​ ‌ ‌​​‍‌‌​ ​ ‌​​‌​ ​ ​ ​ ​ ​ ​ ​ ​‍‌‍‌‍‍‌‌‍‌​​ ‌‌ ​ ‌‍‍‌‌ ‌​‌‍‌‌‌​‍​‌‍‌‌‌‍​‌‌‍‌​‌‍‌‌‌ ​‍​‍‌‍‌ ‌​‌ ‍‌‌ ​​‌‍‌‌​ ‌‌‍‍​‌‍‌‌‌‍​‌‌‍‌​‌‍‌‌‌ ​‍​‍‌‍‌ ​​‌‍​‌‌ ‌​‌‍‍​​ ‌‌‍ ​‌‍‌‌‌‍‌‍‌ ‌​‌​ ‌‌‍‌‌‌‍ ‍‌ ‌‌‌ ​ ​‍‌‌​ ‌‌‌​​‍‌‌ ‌‍‍ ‌‍‌‌‌ ‍‌​‍‌‌​ ​ ‌​‌​​‍‌‌​ ​ ‌​‌​​‍‌‌​ ​‍​ ​‍‌‍‌‍‌‍‌‍​ ‌​​ ‌‌‌‍‌‌​ ​ ‌‍‌‌‌‍​‌‌‍​ ​ ‍‌‌‍​ ​ ‍‌​‍‌‌​ ​‍​ ​‍​‍‌‌​ ‌‌‌​‌​​‍ ‍‌ ‌​‌‍‌‌‌ ‍​‌ ‌​​‍‌‍‌ ​​‌‍‌‌‌ ​‍‌ ​ ‌ ​​‌‍‌‌‌‍​ ‌ ‌​‌‍‍‌‌ ‌‍‌‍‌‌​ ‌‌ ​​‌ ‌‌‌‍​‍‌‍ ​‌‍‍‌‌ ​ ‌‍‍​‌‍‌‌‌‍‌​​‍​‍‌ ‌
About​​​​‌ ‍ ​‍​‍‌‍ ‌ ​‍‌‍‍‌‌‍‌ ‌‍‍‌‌‍ ‍​‍​‍​ ‍‍​‍​‍‌ ​ ‌‍​‌‌‍ ‍‌‍‍‌‌ ‌​‌ ‍‌​‍ ‍‌‍‍‌‌‍ ​‍​‍​‍ ​​‍​‍‌‍‍​‌ ​‍‌‍‌‌‌‍‌‍​‍​‍​ ‍‍​‍​‍‌‍‍​‌ ‌​‌ ‌​‌ ​​​ ‍‍​‍ ​‍ ‌‍ ​‌‍ ‌‍​ ‌‍​‌‌‍ ​‌‍‍​‌‍ ‌ ​ ‌ ‌​​ ‍‍​ ​ ​ ​ ​ ​ ​ ​ ​‍ ‌‍‍‌‌‍ ‍‌ ‌​‌‍‌‌‌‍ ‍‌ ‌​​‍ ‌‍‌‌‌‍‌​‌‍‍‌‌ ‌​​‍ ‌‍ ‌‌‍ ‌‍‌​‌‍‌‌​ ‌‌ ​​‌ ​‍‌‍‌‌‌ ​ ‌‍‌‌‌‍ ‍‌ ‌​‌‍​‌‌ ‌​‌‍‍‌‌‍ ‌‍ ‍​ ‍ ‌‍‍‌‌‍‌​​ ‌‌ ​ ‌‍‍‌‌ ‌​‌‍‌‌‌​‍​‌‍‌‌‌‍​‌‌‍‌​‌‍‌‌‌ ​‍​ ‍ ‌ ‌​‌ ‍‌‌ ​​‌‍‌‌​ ‌‌‍‍​‌‍‌‌‌‍​‌‌‍‌​‌‍‌‌‌ ​‍​ ‍ ‌ ​​‌‍​‌‌ ‌​‌‍‍​​ ‌‌ ​‍‌‍‍‌‌‍‌ ‌‍‍​‌ ‌​‌​ ‌‌‍‌‌‌‍ ‍‌ ‌‌‌ ​ ​‍‌‌​ ‌‌‌​​‍‌‌ ‌‍‍ ‌‍‌‌‌ ‍‌​‍‌‌​ ​ ‌​‌​​‍‌‌​ ​ ‌​‌​​‍‌‌​ ​‍​ ​‍​ ​‌​ ‌​​ ​ ‌‍​ ​ ‌‍‌‍​ ​ ‌ ​ ‌ ‌‍​‌‌‍‌‍​ ‌‍‌‍‌​​‍‌‌​ ​‍​ ​‍​‍‌‌​ ‌‌‌​‌​​‍ ‍‌ ‌​‌‍‌‌‌ ‍​‌ ‌​​ ‌‍​‍‌‍​‌‌ ​ ‌‍‌‌‌‌‌‌‌ ​‍‌‍ ​​ ‌‌‍‍​‌ ‌​‌ ‌​‌ ​​​‍‌‌​ ​ ‌​​‌​‍‌‌​ ​‍‌​‌‍​‍‌‌​ ​‍‌​‌‍‌‍ ​‌‍ ‌‍​ ‌‍​‌‌‍ ​‌‍‍​‌‍ ‌ ​ ‌ ‌​​‍‌‌​ ​ ‌​​‌​ ​ ​ ​ ​ ​ ​ ​ ​‍‌‍‌‍‍‌‌‍‌​​ ‌‌ ​ ‌‍‍‌‌ ‌​‌‍‌‌‌​‍​‌‍‌‌‌‍​‌‌‍‌​‌‍‌‌‌ ​‍​‍‌‍‌ ‌​‌ ‍‌‌ ​​‌‍‌‌​ ‌‌‍‍​‌‍‌‌‌‍​‌‌‍‌​‌‍‌‌‌ ​‍​‍‌‍‌ ​​‌‍​‌‌ ‌​‌‍‍​​ ‌‌ ​‍‌‍‍‌‌‍‌ ‌‍‍​‌ ‌​‌​ ‌‌‍‌‌‌‍ ‍‌ ‌‌‌ ​ ​‍‌‌​ ‌‌‌​​‍‌‌ ‌‍‍ ‌‍‌‌‌ ‍‌​‍‌‌​ ​ ‌​‌​​‍‌‌​ ​ ‌​‌​​‍‌‌​ ​‍​ ​‍​ ​‌​ ‌​​ ​ ‌‍​ ​ ‌‍‌‍​ ​ ‌ ​ ‌ ‌‍​‌‌‍‌‍​ ‌‍‌‍‌​​‍‌‌​ ​‍​ ​‍​‍‌‌​ ‌‌‌​‌​​‍ ‍‌ ‌​‌‍‌‌‌ ‍​‌ ‌​​‍‌‍‌ ​​‌‍‌‌‌ ​‍‌ ​ ‌ ​​‌‍‌‌‌‍​ ‌ ‌​‌‍‍‌‌ ‌‍‌‍‌‌​ ‌‌ ​​‌ ‌‌‌‍​‍‌‍ ​‌‍‍‌‌ ​ ‌‍‍​‌‍‌‌‌‍‌​​‍​‍‌ ‌
Calendar​​​​‌ ‍ ​‍​‍‌‍ ‌ ​‍‌‍‍‌‌‍‌ ‌‍‍‌‌‍ ‍​‍​‍​ ‍‍​‍​‍‌ ​ ‌‍​‌‌‍ ‍‌‍‍‌‌ ‌​‌ ‍‌​‍ ‍‌‍‍‌‌‍ ​‍​‍​‍ ​​‍​‍‌‍‍​‌ ​‍‌‍‌‌‌‍‌‍​‍​‍​ ‍‍​‍​‍‌‍‍​‌ ‌​‌ ‌​‌ ​​​ ‍‍​‍ ​‍ ‌‍ ​‌‍ ‌‍​ ‌‍​‌‌‍ ​‌‍‍​‌‍ ‌ ​ ‌ ‌​​ ‍‍​ ​ ​ ​ ​ ​ ​ ​ ​‍ ‌‍‍‌‌‍ ‍‌ ‌​‌‍‌‌‌‍ ‍‌ ‌​​‍ ‌‍‌‌‌‍‌​‌‍‍‌‌ ‌​​‍ ‌‍ ‌‌‍ ‌‍‌​‌‍‌‌​ ‌‌ ​​‌ ​‍‌‍‌‌‌ ​ ‌‍‌‌‌‍ ‍‌ ‌​‌‍​‌‌ ‌​‌‍‍‌‌‍ ‌‍ ‍​ ‍ ‌‍‍‌‌‍‌​​ ‌‌ ​ ‌‍‍‌‌ ‌​‌‍‌‌‌​‍​‌‍‌‌‌‍​‌‌‍‌​‌‍‌‌‌ ​‍​ ‍ ‌ ‌​‌ ‍‌‌ ​​‌‍‌‌​ ‌‌‍‍​‌‍‌‌‌‍​‌‌‍‌​‌‍‌‌‌ ​‍​ ‍ ‌ ​​‌‍​‌‌ ‌​‌‍‍​​ ‌‌ ​‍‌‍‍‌‌‍‌ ‌‍‍​‌ ‌​‌​ ‌‌‍‌‌‌‍ ‍‌ ‌‌‌ ​ ​‍‌‌​ ‌‌‌​​‍‌‌ ‌‍‍ ‌‍‌‌‌ ‍‌​‍‌‌​ ​ ‌​‌​​‍‌‌​ ​ ‌​‌​​‍‌‌​ ​‍​ ​‍​ ‍​​ ​‌​ ​‍​ ‌ ​ ​​​ ​‍​ ​‍‌‍‌‍​ ‌​​ ‍​​ ​‍​ ​​​‍‌‌​ ​‍​ ​‍​‍‌‌​ ‌‌‌​‌​​‍ ‍‌ ‌​‌‍‌‌‌ ‍​‌ ‌​​ ‌‍​‍‌‍​‌‌ ​ ‌‍‌‌‌‌‌‌‌ ​‍‌‍ ​​ ‌‌‍‍​‌ ‌​‌ ‌​‌ ​​​‍‌‌​ ​ ‌​​‌​‍‌‌​ ​‍‌​‌‍​‍‌‌​ ​‍‌​‌‍‌‍ ​‌‍ ‌‍​ ‌‍​‌‌‍ ​‌‍‍​‌‍ ‌ ​ ‌ ‌​​‍‌‌​ ​ ‌​​‌​ ​ ​ ​ ​ ​ ​ ​ ​‍‌‍‌‍‍‌‌‍‌​​ ‌‌ ​ ‌‍‍‌‌ ‌​‌‍‌‌‌​‍​‌‍‌‌‌‍​‌‌‍‌​‌‍‌‌‌ ​‍​‍‌‍‌ ‌​‌ ‍‌‌ ​​‌‍‌‌​ ‌‌‍‍​‌‍‌‌‌‍​‌‌‍‌​‌‍‌‌‌ ​‍​‍‌‍‌ ​​‌‍​‌‌ ‌​‌‍‍​​ ‌‌ ​‍‌‍‍‌‌‍‌ ‌‍‍​‌ ‌​‌​ ‌‌‍‌‌‌‍ ‍‌ ‌‌‌ ​ ​‍‌‌​ ‌‌‌​​‍‌‌ ‌‍‍ ‌‍‌‌‌ ‍‌​‍‌‌​ ​ ‌​‌​​‍‌‌​ ​ ‌​‌​​‍‌‌​ ​‍​ ​‍​ ‍​​ ​‌​ ​‍​ ‌ ​ ​​​ ​‍​ ​‍‌‍‌‍​ ‌​​ ‍​​ ​‍​ ​​​‍‌‌​ ​‍​ ​‍​‍‌‌​ ‌‌‌​‌​​‍ ‍‌ ‌​‌‍‌‌‌ ‍​‌ ‌​​‍‌‍‌ ​​‌‍‌‌‌ ​‍‌ ​ ‌ ​​‌‍‌‌‌‍​ ‌ ‌​‌‍‍‌‌ ‌‍‌‍‌‌​ ‌‌ ​​‌ ‌‌‌‍​‍‌‍ ​‌‍‍‌‌ ​ ‌‍‍​‌‍‌‌‌‍‌​​‍​‍‌ ‌
Support​​​​‌ ‍ ​‍​‍‌‍ ‌ ​‍‌‍‍‌‌‍‌ ‌‍‍‌‌‍ ‍​‍​‍​ ‍‍​‍​‍‌ ​ ‌‍​‌‌‍ ‍‌‍‍‌‌ ‌​‌ ‍‌​‍ ‍‌‍‍‌‌‍ ​‍​‍​‍ ​​‍​‍‌‍‍​‌ ​‍‌‍‌‌‌‍‌‍​‍​‍​ ‍‍​‍​‍‌‍‍​‌ ‌​‌ ‌​‌ ​​​ ‍‍​‍ ​‍ ‌‍ ​‌‍ ‌‍​ ‌‍​‌‌‍ ​‌‍‍​‌‍ ‌ ​ ‌ ‌​​ ‍‍​ ​ ​ ​ ​ ​ ​ ​ ​‍ ‌‍‍‌‌‍ ‍‌ ‌​‌‍‌‌‌‍ ‍‌ ‌​​‍ ‌‍‌‌‌‍‌​‌‍‍‌‌ ‌​​‍ ‌‍ ‌‌‍ ‌‍‌​‌‍‌‌​ ‌‌ ​​‌ ​‍‌‍‌‌‌ ​ ‌‍‌‌‌‍ ‍‌ ‌​‌‍​‌‌ ‌​‌‍‍‌‌‍ ‌‍ ‍​ ‍ ‌‍‍‌‌‍‌​​ ‌‌ ​ ‌‍‍‌‌ ‌​‌‍‌‌‌​‍​‌‍‌‌‌‍​‌‌‍‌​‌‍‌‌‌ ​‍​ ‍ ‌ ‌​‌ ‍‌‌ ​​‌‍‌‌​ ‌‌‍‍​‌‍‌‌‌‍​‌‌‍‌​‌‍‌‌‌ ​‍​ ‍ ‌ ​​‌‍​‌‌ ‌​‌‍‍​​ ‌‌ ​‍‌‍‍‌‌‍‌ ‌‍‍​‌ ‌​‌​ ‌‌‍‌‌‌‍ ‍‌ ‌‌‌ ​ ​‍‌‌​ ‌‌‌​​‍‌‌ ‌‍‍ ‌‍‌‌‌ ‍‌​‍‌‌​ ​ ‌​‌​​‍‌‌​ ​ ‌​‌​​‍‌‌​ ​‍​ ​‍​ ‍​​ ​‍​ ‌ ‌‍‌‌​ ​‌‌‍​‍‌‍‌​​ ‍‌​ ‌​‌‍​ ​ ‌ ​ ‌ ​‍‌‌​ ​‍​ ​‍​‍‌‌​ ‌‌‌​‌​​‍ ‍‌ ‌​‌‍‌‌‌ ‍​‌ ‌​​ ‌‍​‍‌‍​‌‌ ​ ‌‍‌‌‌‌‌‌‌ ​‍‌‍ ​​ ‌‌‍‍​‌ ‌​‌ ‌​‌ ​​​‍‌‌​ ​ ‌​​‌​‍‌‌​ ​‍‌​‌‍​‍‌‌​ ​‍‌​‌‍‌‍ ​‌‍ ‌‍​ ‌‍​‌‌‍ ​‌‍‍​‌‍ ‌ ​ ‌ ‌​​‍‌‌​ ​ ‌​​‌​ ​ ​ ​ ​ ​ ​ ​ ​‍‌‍‌‍‍‌‌‍‌​​ ‌‌ ​ ‌‍‍‌‌ ‌​‌‍‌‌‌​‍​‌‍‌‌‌‍​‌‌‍‌​‌‍‌‌‌ ​‍​‍‌‍‌ ‌​‌ ‍‌‌ ​​‌‍‌‌​ ‌‌‍‍​‌‍‌‌‌‍​‌‌‍‌​‌‍‌‌‌ ​‍​‍‌‍‌ ​​‌‍​‌‌ ‌​‌‍‍​​ ‌‌ ​‍‌‍‍‌‌‍‌ ‌‍‍​‌ ‌​‌​ ‌‌‍‌‌‌‍ ‍‌ ‌‌‌ ​ ​‍‌‌​ ‌‌‌​​‍‌‌ ‌‍‍ ‌‍‌‌‌ ‍‌​‍‌‌​ ​ ‌​‌​​‍‌‌​ ​ ‌​‌​​‍‌‌​ ​‍​ ​‍​ ‍​​ ​‍​ ‌ ‌‍‌‌​ ​‌‌‍​‍‌‍‌​​ ‍‌​ ‌​‌‍​ ​ ‌ ​ ‌ ​‍‌‌​ ​‍​ ​‍​‍‌‌​ ‌‌‌​‌​​‍ ‍‌ ‌​‌‍‌‌‌ ‍​‌ ‌​​‍‌‍‌ ​​‌‍‌‌‌ ​‍‌ ​ ‌ ​​‌‍‌‌‌‍​ ‌ ‌​‌‍‍‌‌ ‌‍‌‍‌‌​ ‌‌ ​​‌ ‌‌‌‍​‍‌‍ ​‌‍‍‌‌ ​ ‌‍‍​‌‍‌‌‌‍‌​​‍​‍‌ ‌
Open search modal
Open menu
CalendarWebinar
Future-Ready Facilities:
Leveraging New Construction
Program Incentives